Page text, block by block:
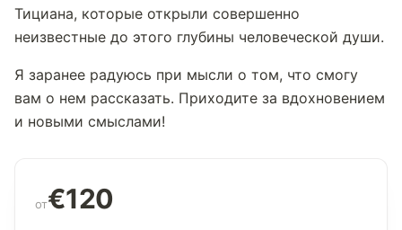
Тициана, которые открыли совершенно
неизвестные до этого глубины человеческой души.
Я заранее радуюсь при мысли о том, что смогу
вам о нем рассказать. Приходите за вдохновением
и новыми смыслами!
от€120